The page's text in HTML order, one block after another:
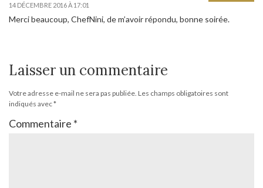
14 DÉCEMBRE 2016 À 17:01
Merci beaucoup, ChefNini, de m’avoir répondu, bonne soirée.
Laisser un commentaire
Votre adresse e-mail ne sera pas publiée. Les champs obligatoires sont
indiqués avec*
Commentaire *